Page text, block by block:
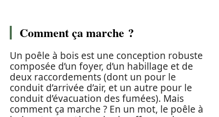
Comment ça marche ?
Un poêle à bois est une conception robuste
composée d’un foyer, d’un habillage et de
deux raccordements (dont un pour le
conduit d’arrivée d’air, et un autre pour le
conduit d’évacuation des fumées). Mais
comment ça marche ? En un mot, le poêle à